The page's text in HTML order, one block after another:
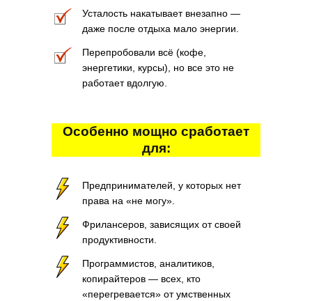
Усталость накатывает внезапно —
даже после отдыха мало энергии.
Перепробовали всё (кофе,
энергетики, курсы), но все это не
работает вдолгую.
Особенно мощно сработает
для:
Предпринимателей, у которых нет
права на «не могу».
Фрилансеров, зависящих от своей
продуктивности.
Программистов, аналитиков,
копирайтеров — всех, кто
«перегревается» от умственных